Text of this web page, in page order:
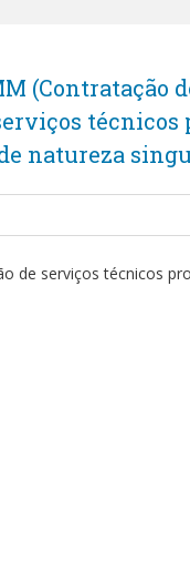
(Contratação
técnicos
natureza
de serviços técnicos